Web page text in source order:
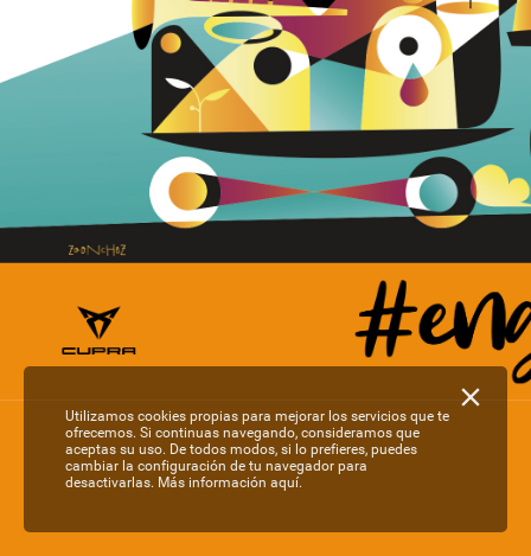
Utilizamos cookies propias para mejorar los servicios que te
ofrecemos. Si continuas navegando, consideramos que
aceptas su uso. De todos modos, si lo prefieres, puedes
cambiar la configuración de tu navegador para
desactivarlas. Más información aquí.